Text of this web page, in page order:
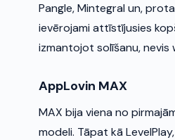
Pangle, Mintegral un,
ievērojami attīstījusies
izmantojot solīšanu, nevis
AppLovin MAX
MAX bija viena no
modeli. Tāpat kā